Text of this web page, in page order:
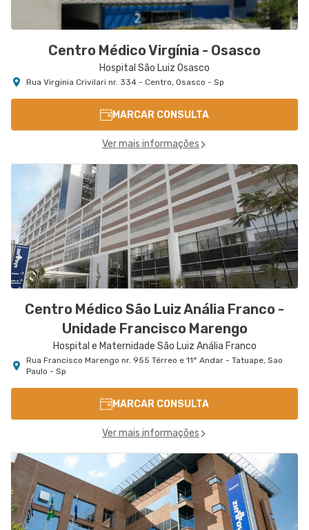
Centro Médico Virgínia - Osasco
Hospital São Luiz Osasco
Rua Virginia Crivilari nr. 334 - Centro, Osasco - Sp
MARCAR CONSULTA
Ver mais informações
Centro Médico São Luiz Anália Franco -
Unidade Francisco Marengo
Hospital e Maternidade São Luiz Anália Franco
Rua Francisco Marengo nr. 955 Térreo e 11° Andar - Tatuape, Sao
Paulo - Sp
MARCAR CONSULTA
Ver mais informações